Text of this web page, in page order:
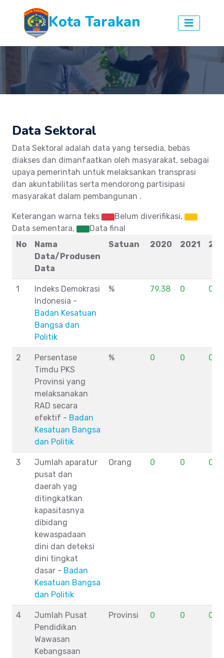
Kota Tarakan
Data Sektoral
Data Sektoral adalah data yang tersedia, bebas
diakses dan dimanfaatkan oleh masyarakat, sebagai
upaya pemerintah untuk melaksankan transprasi
dan akuntabilitas serta mendorong partisipasi
masyarakat dalam pembangunan .
Keterangan warna teks
Belum diverifikasi,
Data sementara,
Data final
No
Nama
Data/Produsen
Data
Satuan 2020 2021
1
Indeks Demokrasi
Indonesia -
Badan Kesatuan
Bangsa dan
Politik
% 79.38 0 0
2
Persentase
Timdu PKS
Provinsi yang
melaksanakan
RAD secara
efektif - Badan
Kesatuan Bangsa
dan Politik
% 0 0 0
3
Jumlah aparatur
pusat dan
daerah yag
ditingkatkan
kapasitasnya
dibidang
kewaspadaan
dini dan deteksi
dini tingkat
dasar - Badan
Kesatuan Bangsa
dan Politik
Orang 0 0 0
4
Jumlah Pusat
Pendidikan
Wawasan
Kebangsaan
Provinsi 0 0 0